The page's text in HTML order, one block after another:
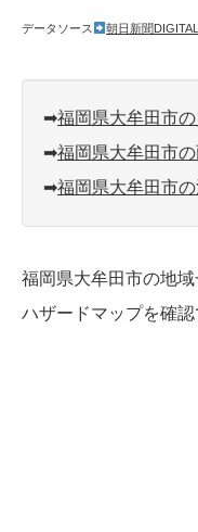
データソース 朝日新聞DIGITAL
➡︎福岡県大牟田市
➡︎福岡県大牟田市
➡︎福岡県大牟田市
福岡県大牟田市の地
ハザードマップを確認